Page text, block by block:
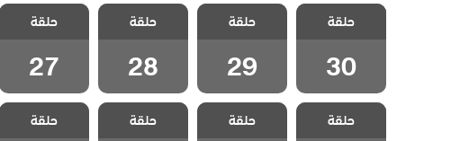
السلام الحلقة
30
حلقة
30
السلام الحلقة
29
حلقة
29
السلام الحلقة
28
حلقة
28
السلام الحلقة
27
حلقة
27
مسلسل شارع
السلام الحلقة
حلقة
مسلسل شارع
السلام الحلقة
حلقة
مسلسل شارع
السلام الحلقة
حلقة
مسلسل شارع
السلام الحلقة
حلقة